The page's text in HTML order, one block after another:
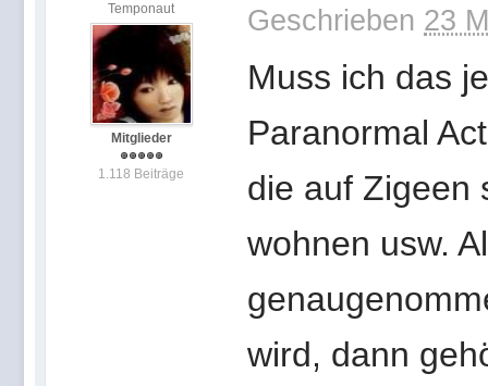
Temponaut
Mitglieder
1.118 Beiträge
Geschrieben 23
Muss ich das
Paranormal
die auf Zigeen
wohnen usw.
wird, dann